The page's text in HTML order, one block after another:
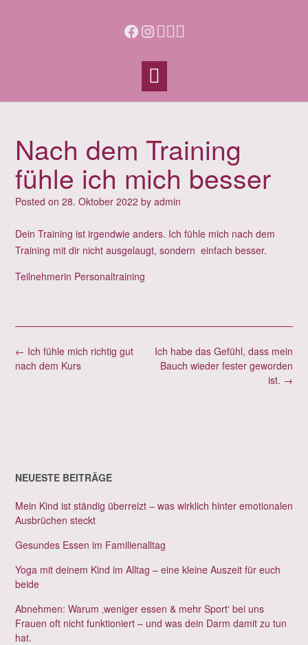
Facebook
Instagram
Nach dem Training
fühle ich mich besser
Posted on 28. Oktober 2022 by admin
Dein Training ist irgendwie anders. Ich fühle mich nach dem
Training mit dir nicht ausgelaugt, sondern einfach besser.
Teilnehmerin Personaltraining
Post
navigation
Ich habe das Gefühl, dass mein
Bauch wieder fester geworden
ist. →
← Ich fühle mich richtig gut
nach dem Kurs
NEUESTE BEITRÄGE
Mein Kind ist ständig überreizt – was wirklich hinter emotionalen
Ausbrüchen steckt
Gesundes Essen im Familienalltag
Yoga mit deinem Kind im Alltag – eine kleine Auszeit für euch
beide
Abnehmen: Warum ‚weniger essen & mehr Sport‘ bei uns
Frauen oft nicht funktioniert – und was dein Darm damit zu tun
hat.